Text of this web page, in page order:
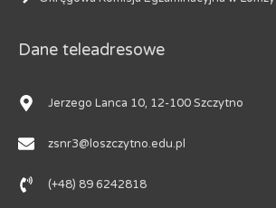
Dane teleadresowe
Jerzego Lanca 10, 12-100 Szczytno
zsnr3@loszczytno.edu.pl
(+48) 89 6242818